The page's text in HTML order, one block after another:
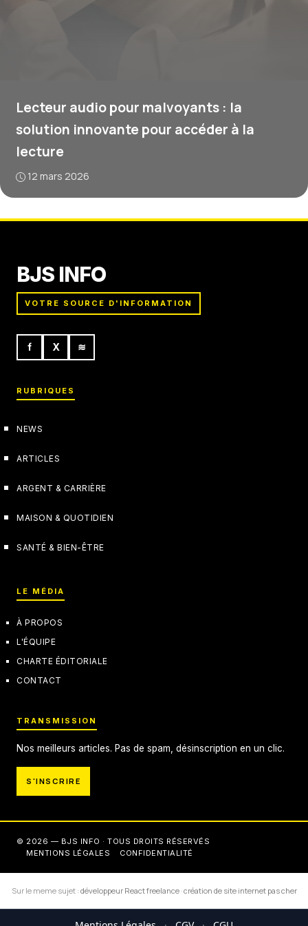
Lecteur audio pour malvoyants : la
solution innovante pour accéder à la
lecture
12 mars 2026
BJS INFO
VOTRE SOURCE D'INFORMATION
f X ≋
RUBRIQUES
NEWS
ARTICLES
ARGENT & CARRIÈRE
MAISON & QUOTIDIEN
SANTÉ & BIEN-ÊTRE
LE MÉDIA
À PROPOS
L'ÉQUIPE
CHARTE ÉDITORIALE
CONTACT
TRANSMISSION
Nos meilleurs articles. Pas de spam, désinscription en un clic.
S'INSCRIRE
© 2026 — BJS INFO · TOUS DROITS RÉSERVÉS
MENTIONS LÉGALES
CONFIDENTIALITÉ
Sur le meme sujet : développeur React freelance·création de site internet pas cher